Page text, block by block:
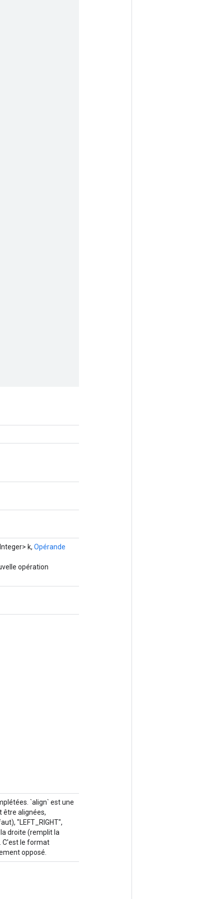
k, Opérande
opération
`align` est une
être alignées,
"LEFT_RIGHT",
la droite (remplit la
C'est le format
opposé.